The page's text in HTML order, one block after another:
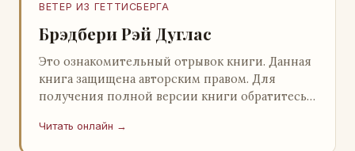
ВЕТЕР ИЗ ГЕТТИСБЕРГА
Брэдбери Рэй Дуглас
Это ознакомительный отрывок книги. Данная
книга защищена авторским правом. Для
получения полной версии книги обратитесь к
легального ко…
Читать онлайн →